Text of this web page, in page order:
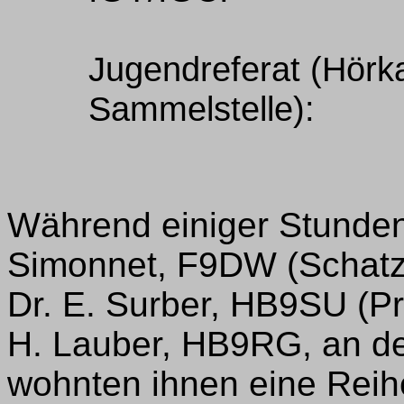
Jugendreferat
Sammelstelle):
Während einiger
Simonnet, F9DW
Dr. E. Surber, HB9SU
H. Lauber, HB9RG, an
wohnten ihnen eine